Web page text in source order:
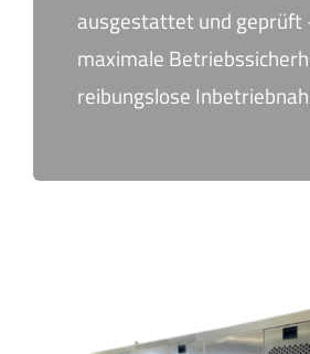
ausgestattet und geprüft
maximale
reibungslose